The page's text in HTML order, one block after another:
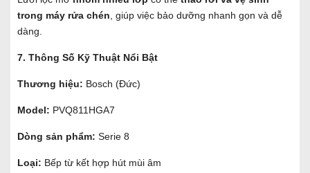
trong máy rửa chén , giúp việc bảo dưỡng nhanh gọn và dễ
dàng.
7. Thông Số Kỹ Thuật Nổi Bật
Thương hiệu: Bosch (Đức)
Model: PVQ811HGA7
Dòng sản phẩm: Serie 8
Loại: Bếp từ kết hợp hút mùi âm